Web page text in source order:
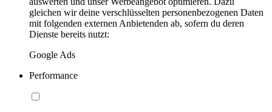
gleichen wir deine verschlüsselten personenbezogenen Daten
mit folgenden externen Anbietenden ab, sofern du deren
Dienste bereits nutzt:
Google Ads
Performance